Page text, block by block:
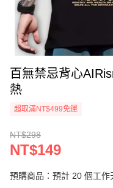
百無禁忌背心
熱
超取滿NT$499免運
NT$298
NT$149
預購商品：預計 20 個工作